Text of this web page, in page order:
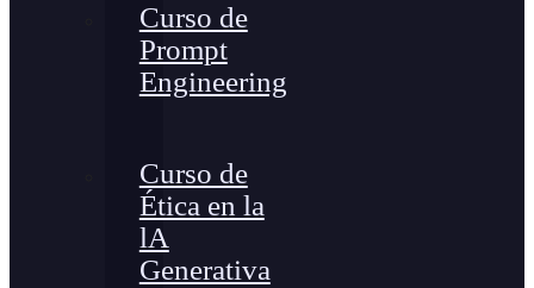
Curso de
Prompt
Engineering
Curso de
Ética en la
lA
Generativa